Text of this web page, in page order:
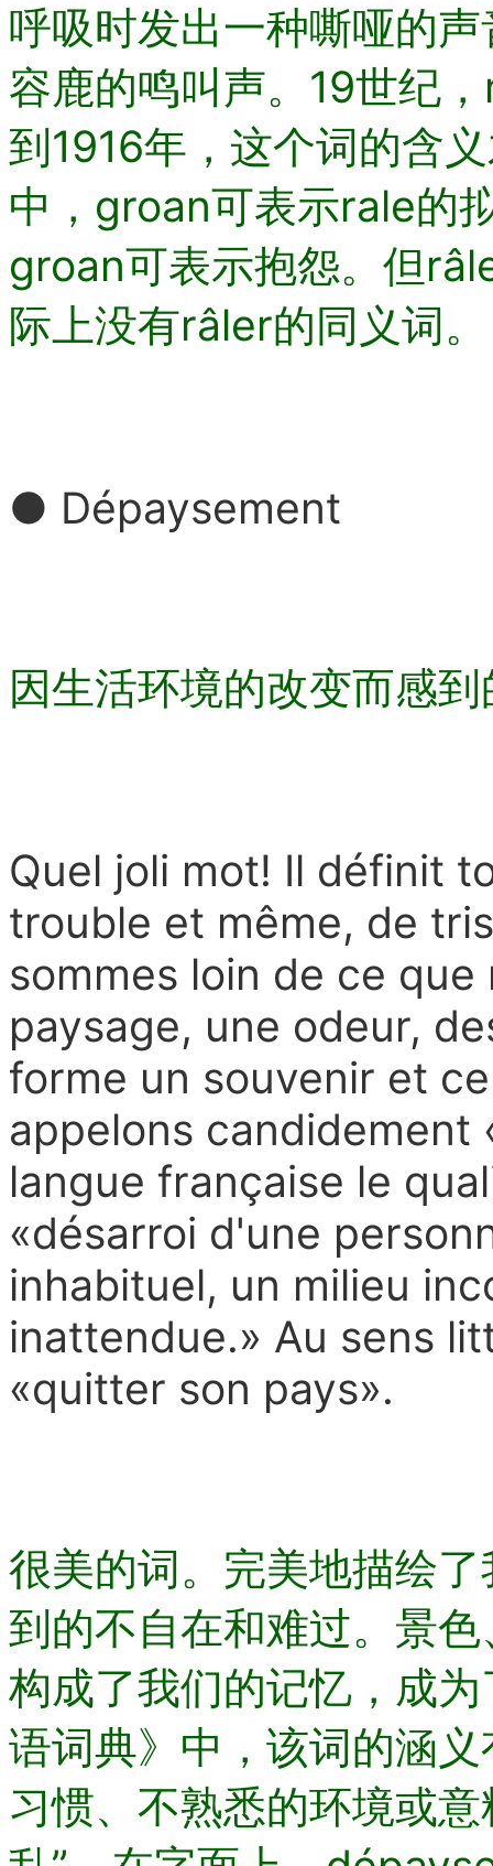
呼吸时发出一种嘶哑的
容鹿的鸣叫声。19世纪
到1916年，这个词的含
中，groan可表示rale的
groan可表示抱怨。但
际上没有râler的同义词。
● Dépaysement
因生活环境的改变而感
Quel joli mot! Il définit
trouble et même, de
sommes loin de ce
paysage, une odeur,
forme un souvenir et
appelons candidement
langue française le
«désarroi d'une
inhabituel, un milieu
inattendue.» Au sens
«quitter son pays».
很美的词。完美地描绘
到的不自在和难过。景色
构成了我们的记忆，成
语词典》中，该词的涵
习惯、不熟悉的环境或